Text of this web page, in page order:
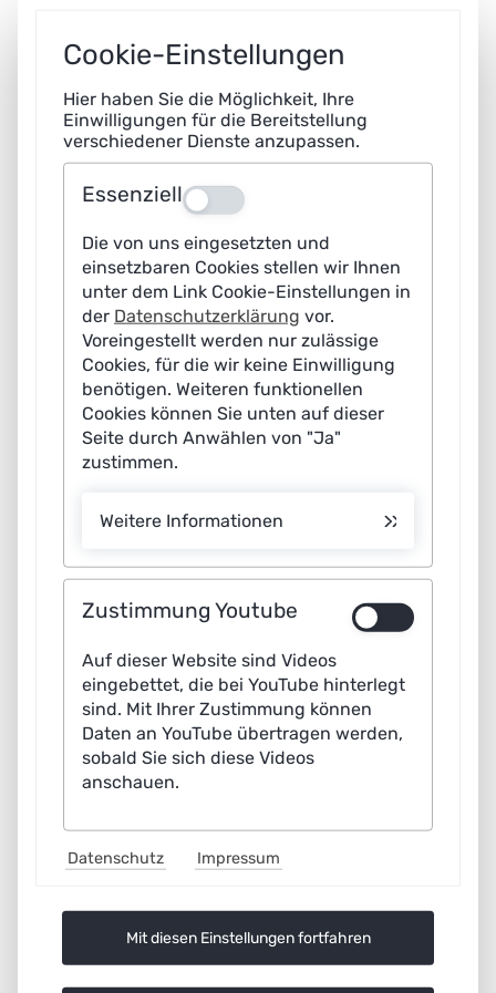
Dr. Erduana Wald
Betreuerin der UAGIT-Sicherheit und Privacy
E-Mail schreiben
Lennart Schultz
derzeit abwesend
Cookie-Einstellungen
Hier haben Sie die Möglichkeit, Ihre
Einwilligungen für die Bereitstellung
verschiedener Dienste anzupassen.
Essenziell Aus
Die von uns eingesetzten und
einsetzbaren Cookies stellen wir Ihnen
unter dem Link Cookie-Einstellungen in
der Datenschutzerklärung vor.
Voreingestellt werden nur zulässige
Cookies, für die wir keine Einwilligung
benötigen. Weiteren funktionellen
Cookies können Sie unten auf dieser
Seite durch Anwählen von "Ja"
zustimmen.
Weitere Informationen
Zustimmung Youtube
Auf dieser Website sind Videos
eingebettet, die bei YouTube hinterlegt
sind. Mit Ihrer Zustimmung können
Daten an YouTube übertragen werden,
sobald Sie sich diese Videos
anschauen.
Datenschutz Impressum
Mit diesen Einstellungen fortfahren